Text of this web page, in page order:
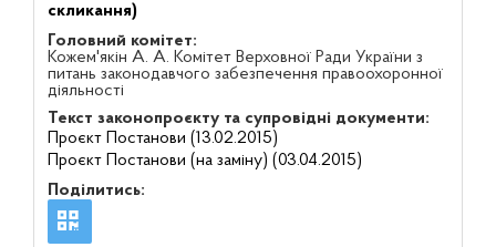
скликання)
Головний комітет:
Кожем'якін А. А. Комітет Верховної Ради України з
питань законодавчого забезпечення правоохоронної
діяльності
Текст законопроєкту та супровідні документи:
Проєкт Постанови (13.02.2015)
Проєкт Постанови (на заміну) (03.04.2015)
Поділитись: